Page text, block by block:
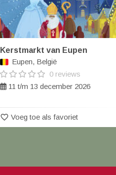
Kerstmarkt van Eupen
Eupen, België
0 reviews
11 t/m 13 december 2026
favorite_border Voeg toe als favoriet